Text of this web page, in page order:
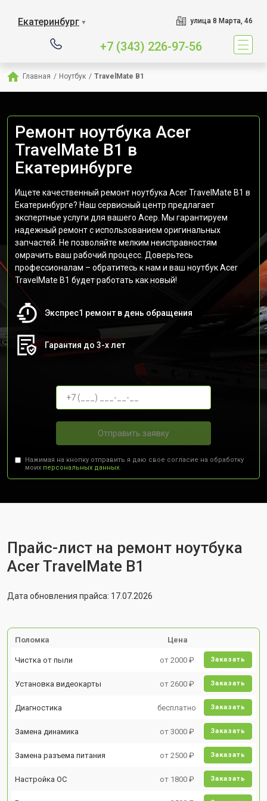
Екатеринбург ▼ улица 8 Марта, 46
+7 (343) 226-97-56
Главная / Ноутбук / TravelMate B1
Ремонт ноутбука Acer
TravelMate B1 в
Екатеринбурге
Ищете качественный ремонт ноутбука Acer TravelMate B1 в
Екатеринбурге? Наш сервисный центр предлагает
экспертные услуги для вашего Асер. Мы гарантируем
надежный ремонт с использованием оригинальных
запчастей. Не позволяйте мелким неисправностям
омрачить ваш рабочий процесс. Доверьтесь
профессионалам – обратитесь к нам и ваш ноутбук Acer
TravelMate B1 будет работать как новый!
Экспрес1 ремонт в день обращения
Гарантия до 3-х лет
Отправить заявку
Нажимая на кнопку отправить я даю свое согласие на обработку
моих персональных данных.
Прайс-лист на ремонт ноутбука
Acer TravelMate B1
Дата обновления прайса: 17.07.2026
Поломка Цена
Чистка от пыли от 2000 ₽ Заказать
Установка видеокарты от 2600 ₽ Заказать
Диагностика бесплатно Заказать
Замена динамика от 3000 ₽ Заказать
Замена разъема питания от 2500 ₽ Заказать
Настройка ОС от 1800 ₽ Заказать